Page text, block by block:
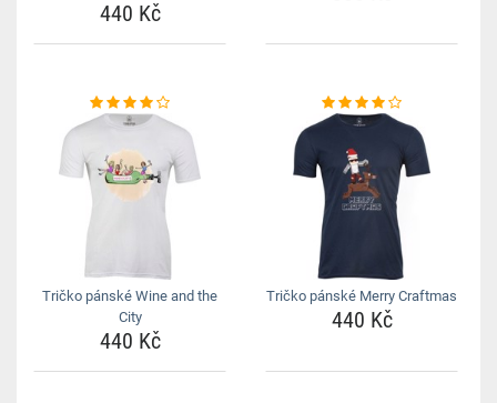
440 Kč
Tričko pánské Wine and the
City
440 Kč
Tričko pánské Merry Craftmas
440 Kč